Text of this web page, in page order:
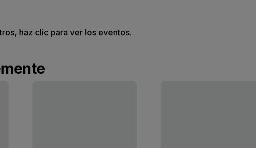
haz clic para ver los eventos.